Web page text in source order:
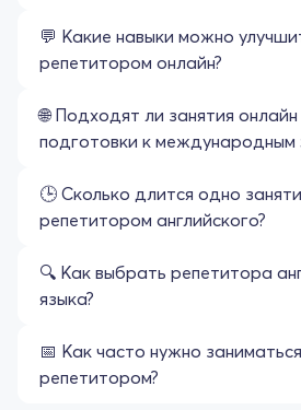
💬 Какие навыки можно
репетитором онлайн?
🌐 Подходят ли занятия
подготовки к международным
🕒 Сколько длится одно
репетитором английского?
🔍 Как выбрать репетитора
языка?
📅 Как часто нужно
репетитором?